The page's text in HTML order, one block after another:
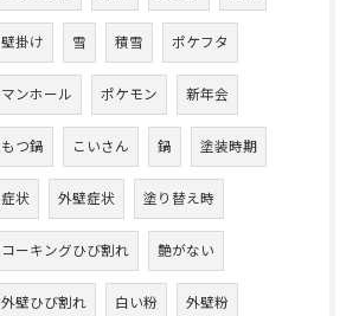
壁掛け 雪 積雪 ポケフタ
マンホール ポケモン 新年会
もつ鍋 こいさん 鍋 塗装時期
症状 外壁症状 塗り替え時
コーキングひび割れ 艶がない
外壁ひび割れ 白い粉 外壁粉